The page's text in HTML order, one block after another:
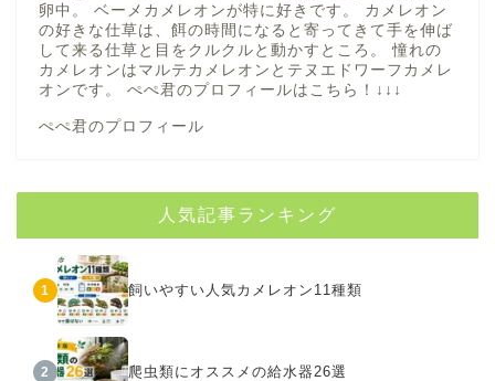
卵中。 ベーメカメレオンが特に好きです。 カメレオン
の好きな仕草は、餌の時間になると寄ってきて手を伸ば
して来る仕草と目をクルクルと動かすところ。 憧れの
カメレオンはマルテカメレオンとテヌエドワーフカメレ
オンです。 ぺぺ君のプロフィールは こちら！ ↓↓↓
ぺぺ君のプロフィール
人気記事ランキング
1 飼いやすい人気カメレオン11種類
2 爬虫類にオススメの給水器26選